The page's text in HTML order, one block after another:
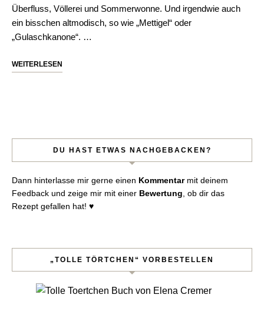
Überfluss, Völlerei und Sommerwonne. Und irgendwie auch
ein bisschen altmodisch, so wie „Mettigel“ oder
„Gulaschkanone“. …
WEITERLESEN
DU HAST ETWAS NACHGEBACKEN?
Dann hinterlasse mir gerne einen Kommentarmit deinem
Feedback und zeige mir mit einer Bewertung , ob dir das
Rezept gefallen hat! ♥︎
„TOLLE TÖRTCHEN“ VORBESTELLEN